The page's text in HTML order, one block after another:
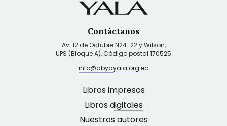
Contáctanos
Av. 12 de Octubre N24-22 y Wilson,
UPS (Bloque A), Código postal 170525
info@abyayala.org.ec
Libros impresos
Libros digitales
Nuestros autores